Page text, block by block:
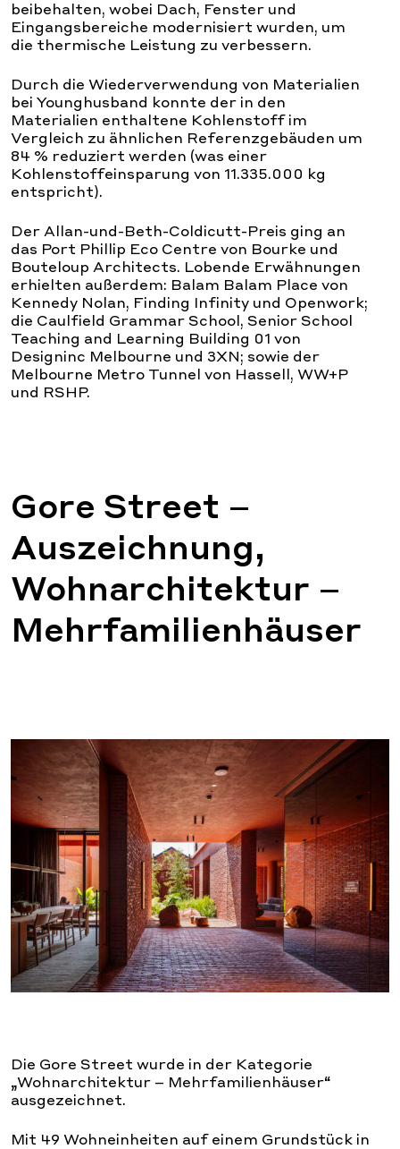
beibehalten, wobei Dach, Fenster und
Eingangsbereiche modernisiert wurden, um
die thermische Leistung zu verbessern.
Durch die Wiederverwendung von Materialien
bei Younghusband konnte der in den
Materialien enthaltene Kohlenstoff im
Vergleich zu ähnlichen Referenzgebäuden um
84 % reduziert werden (was einer
Kohlenstoffeinsparung von 11.335.000 kg
entspricht).
Der Allan-und-Beth-Coldicutt-Preis ging an
das Port Phillip Eco Centre von Bourke und
Bouteloup Architects. Lobende Erwähnungen
erhielten außerdem: Balam Balam Place von
Kennedy Nolan, Finding Infinity und Openwork;
die Caulfield Grammar School, Senior School
Teaching and Learning Building 01 von
Designinc Melbourne und 3XN; sowie der
Melbourne Metro Tunnel von Hassell, WW+P
und RSHP.
Gore Street –
Auszeichnung,
Wohnarchitektur –
Mehrfamilienhäuser
Die Gore Street wurde in der Kategorie
„Wohnarchitektur – Mehrfamilienhäuser“
ausgezeichnet.
Mit 49 Wohneinheiten auf einem Grundstück in